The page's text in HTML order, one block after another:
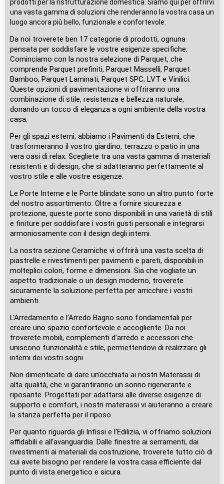
prodotti per la ristrutturazione domestica. Siamo qui per offrirvi
una vasta gamma di soluzioni che renderanno la vostra casa un
luogo ancora più bello, funzionale e confortevole.
Da noi troverete ben 17 categorie di prodotti, ognuna
pensata per soddisfare le vostre esigenze specifiche.
Cominciamo con la nostra selezione di Parquet, che
comprende Parquet prefiniti, Parquet Masselli, Parquet
Bamboo, Parquet Laminati, Parquet SPC, LVT e Vinilici.
Queste opzioni di pavimentazione vi offriranno una
combinazione di stile, resistenza e bellezza naturale,
donando un tocco di eleganza a ogni ambiente della vostra
casa.
Per gli spazi esterni, abbiamo i Pavimenti da Esterni, che
trasformeranno il vostro giardino, terrazzo o patio in una
vera oasi di relax. Scegliete tra una vasta gamma di materiali
resistenti e di design, che si adatteranno perfettamente al
vostro stile e alle vostre esigenze.
Le Porte Interne e le Porte blindate sono un altro punto forte
del nostro assortimento. Oltre a fornire sicurezza e
protezione, queste porte sono disponibili in una varietà di stili
e finiture per soddisfare i vostri gusti personali e integrarsi
armoniosamente con il design degli interni.
La nostra sezione Ceramiche vi offrirà una vasta scelta di
piastrelle e rivestimenti per pavimenti e pareti, disponibili in
molteplici colori, forme e dimensioni. Sia che vogliate un
aspetto tradizionale o un design moderno, troverete
sicuramente la soluzione perfetta per arricchire i vostri
ambienti.
L’Arredamento e l’Arredo Bagno sono fondamentali per
creare uno spazio confortevole e accogliente. Da noi
troverete mobili, complementi d’arredo e accessori che
uniscono funzionalità e stile, permettendovi di realizzare gli
interni dei vostri sogni.
Non dimenticate di dare un’occhiata ai nostri Materassi di
alta qualità, che vi garantiranno un sonno rigenerante e
riposante. Progettati per adattarsi alle diverse esigenze di
supporto e comfort, i nostri materassi vi aiuteranno a creare
la stanza perfetta per il riposo.
Per quanto riguarda gli Infissi e l’Edilizia, vi offriamo soluzioni
affidabili e all’avanguardia. Dalle finestre ai serramenti, dai
rivestimenti ai materiali da costruzione, troverete tutto ciò di
cui avete bisogno per rendere la vostra casa efficiente dal
punto di vista energetico e sicura.